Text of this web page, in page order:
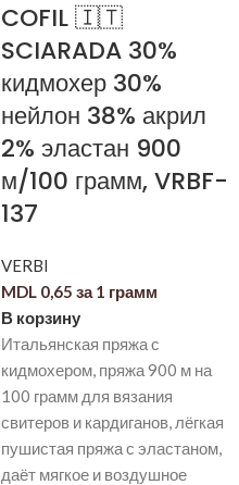
COFIL 🇮🇹
SCIARADA 30%
кидмохер 30%
нейлон 38% акрил
2% эластан 900
м/100 грамм, VRBF-
137
VERBI
MDL 0,65 за 1 грамм
В корзину
Итальянская пряжа с
кидмохером, пряжа 900 м на
100 грамм для вязания
свитеров и кардиганов, лёгкая
пушистая пряжа с эластаном,
даёт мягкое и воздушное